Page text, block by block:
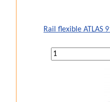
Rail flexible ATLAS